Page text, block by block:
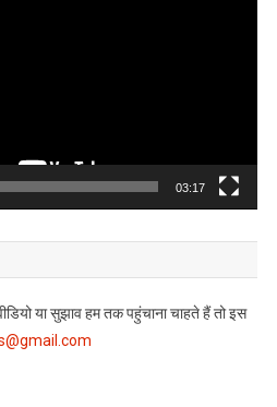
03:17
या सुझाव हम तक पहुंचाना चाहते हैं तो इस